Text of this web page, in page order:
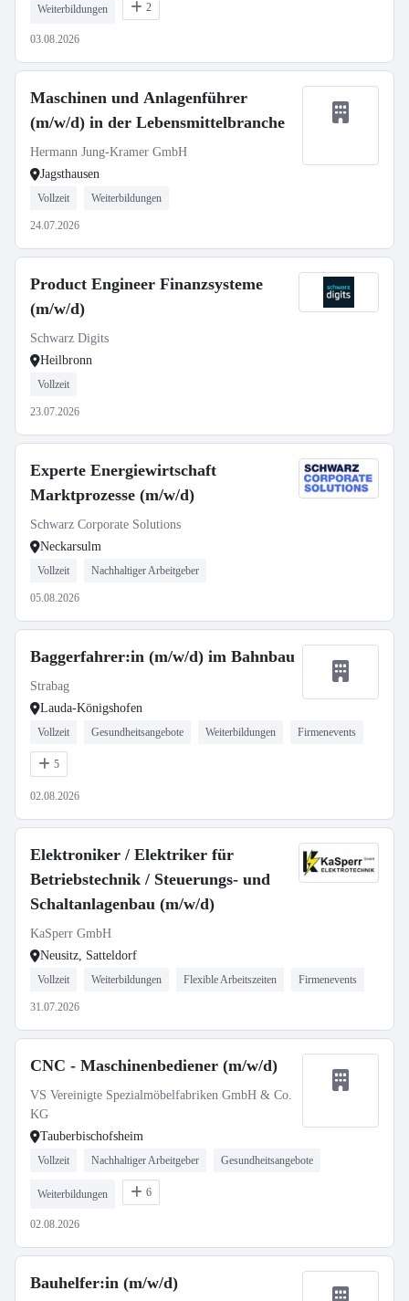
Weiterbildungen 2
03.08.2026
Maschinen und Anlagenführer
(m/w/d) in der Lebensmittelbranche
Hermann Jung-Kramer GmbH
Jagsthausen
Vollzeit Weiterbildungen
24.07.2026
Product Engineer Finanzsysteme
(m/w/d)
Schwarz Digits
Heilbronn
Vollzeit
23.07.2026
Experte Energiewirtschaft
Marktprozesse (m/w/d)
Schwarz Corporate Solutions
Neckarsulm
Vollzeit Nachhaltiger Arbeitgeber
05.08.2026
Baggerfahrer:in (m/w/d) im Bahnbau
Strabag
Lauda-Königshofen
Vollzeit Gesundheitsangebote Weiterbildungen Firmenevents
5
02.08.2026
Elektroniker / Elektriker für
Betriebstechnik / Steuerungs- und
Schaltanlagenbau (m/w/d)
KaSperr GmbH
Neusitz, Satteldorf
Vollzeit Weiterbildungen Flexible Arbeitszeiten Firmenevents
31.07.2026
CNC - Maschinenbediener (m/w/d)
VS Vereinigte Spezialmöbelfabriken GmbH & Co.
KG
Tauberbischofsheim
Vollzeit Nachhaltiger Arbeitgeber Gesundheitsangebote
Weiterbildungen 6
02.08.2026
Bauhelfer:in (m/w/d)